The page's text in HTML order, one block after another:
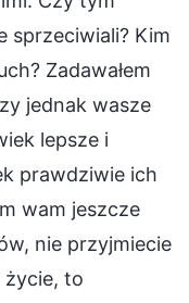
sprzeciwiali? Kim
Zadawałem
jednak wasze
lepsze i
prawdziwie ich
wam jeszcze
nie przyjmiecie
życie, to